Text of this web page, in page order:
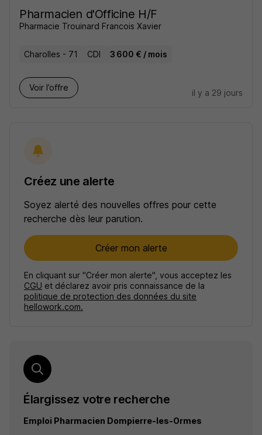
Pharmacien d'Officine H/F
Pharmacie Trouinard Francois Xavier
Charolles - 71 CDI 3 600 € / mois
Voir l’offre
il y a 29 jours
Créez une alerte
Soyez alerté des nouvelles offres pour cette
recherche dès leur parution.
Créer mon alerte
En cliquant sur "Créer mon alerte", vous acceptez les
CGU et déclarez avoir pris connaissance de la
politique de protection des données du site
hellowork.com.
Élargissez votre recherche
Emploi Pharmacien Dompierre-les-Ormes